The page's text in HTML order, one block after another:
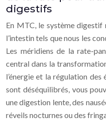
digestifs
En MTC, le système digestif
l’intestin tels que nous les
Les méridiens de la rate-
central dans la
l’énergie et la régulation des
sont déséquilibrés, vous
une digestion lente, des
réveils nocturnes ou des